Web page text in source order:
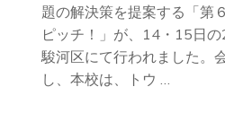
題の解決策を提案する「第
ピッチ！」が、14・15日
駿河区にて行われました。
し、本校は、トウ …